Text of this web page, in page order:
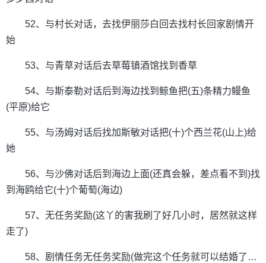
52、与村长对话，去找伊丽莎白回去找村长回家剧情开
始
53、与青草对话后去草莓镇酒馆找到香草
54、与斯泰勒对话后到海边找到鲸鱼把(五)条精力鳗鱼
(平原)给它
55、与汤姆对话后找加斯敏对话把(十)个西兰花(山上)给
她
56、与沙佛对话后到海边上面(还真会躲，差点看不到)找
到海鸥给它(十)个葡萄(海边)
57、无任务奖励(这丫的害我刷了好几小时，居然就这样
走了)
58、剧情任务无任务奖励(做完这个任务就可以结婚了…